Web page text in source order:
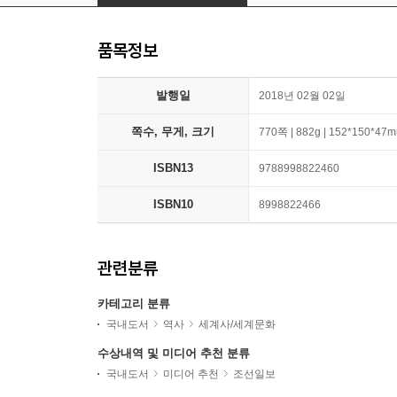
품목정보
발행일 2018년 02월 02일
쪽수, 무게, 크기 770쪽 | 882g |
ISBN13 9788998822460
ISBN10 8998822466
관련분류
카테고리 분류
국내도서 역사 세계사/세계문화
수상내역 및 미디어 추천 분류
국내도서 미디어 추천 조선일보